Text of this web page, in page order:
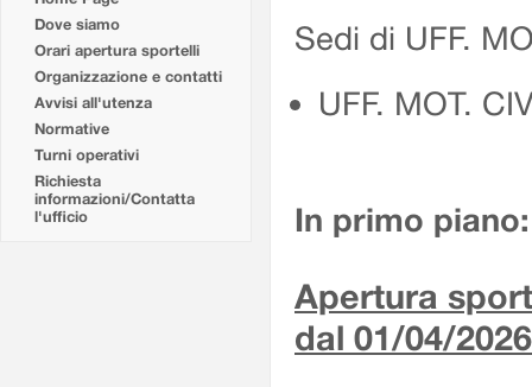
Dove siamo
Orari apertura sportelli
Organizzazione e contatti
Avvisi all'utenza
Normative
Turni operativi
Richiesta
informazioni/Contatta
l'ufficio
Sedi di UFF.
UFF. MOT.
In primo piano:
Apertura
dal 01/04/2026